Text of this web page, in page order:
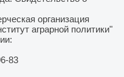
организация
аграрной политики"
83